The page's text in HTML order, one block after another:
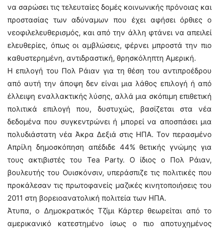
να σαρώσει τις τελευταίες δομές κοινωνικής πρόνοιας και
προστασίας των αδύναμων που έχει αφήσει όρθιες ο
νεοφιλελευθερισμός, και από την άλλη φτάνει να απειλεί
ελευθερίες, όπως οι αμβλώσεις, φέρνει μπροστά την πιο
καθυστερημένη, αντιδραστική, θρησκόληπτη Αμερική.
Η επιλογή του Πολ Ράιαν για τη θέση του αντιπροέδρου
από αυτή την άποψη δεν είναι μια λάθος επιλογή ή από
έλλειψη εναλλακτικής λύσης, αλλά μια σκόπιμη επιθετική
πολιτικά επιλογή που, δυστυχώς, βασίζεται στα νέα
δεδομένα που συγκεντρώνει ή μπορεί να αποσπάσει μια
πολυδιάστατη νέα Άκρα Δεξιά στις ΗΠΑ. Τον περασμένο
Απρίλη δημοσκόπηση απέδιδε 44% θετικής γνώμης για
τους ακτιβιστές του Tea Party. Ο ίδιος ο Πολ Ράιαν,
βουλευτής του Ουισκόνσιν, υπεράσπιζε τις πολιτικές που
προκάλεσαν τις πρωτοφανείς μαζικές κινητοποιήσεις του
2011 στη βορειοανατολική πολιτεία των ΗΠΑ.
Άτυπα, ο Δημοκρατικός Τζίμι Κάρτερ θεωρείται από το
αμερικανικό κατεστημένο ίσως ο πιο αποτυχημένος